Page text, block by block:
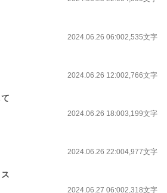
2024.06.26 06:002,535文字
2024.06.26 12:002,766文字
2024.06.26 18:003,199文字
2024.06.26 22:004,977文字
2024.06.27 06:002,318文字